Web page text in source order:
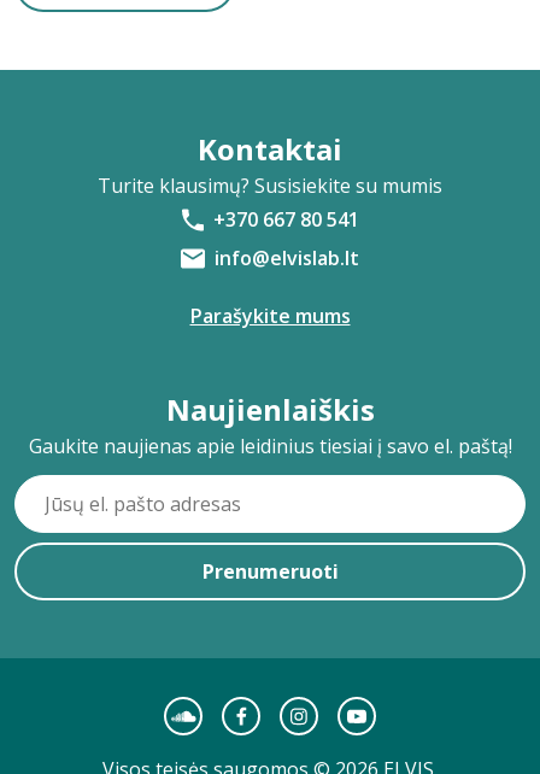
Kontaktai
Turite klausimų? Susisiekite su mumis
+370 667 80 541
info@elvislab.lt
Parašykite mums
Naujienlaiškis
Gaukite naujienas apie leidinius tiesiai į savo el. paštą!
Prenumeruoti